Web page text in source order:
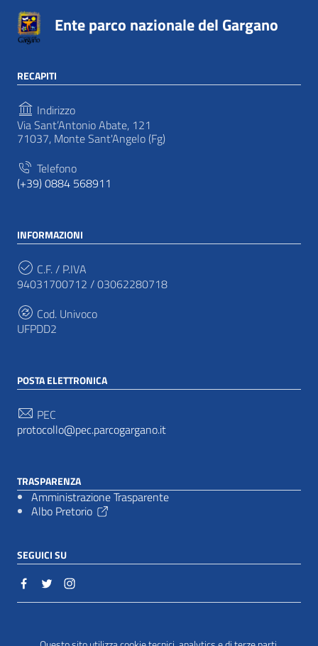
Ente parco nazionale del Gargano
RECAPITI
Indirizzo
Via Sant’Antonio Abate, 121
71037, Monte Sant'Angelo (Fg)
Telefono
(+39) 0884 568911
INFORMAZIONI
C.F. / P.IVA
94031700712 / 03062280718
Cod. Univoco
UFPDD2
POSTA ELETTRONICA
PEC
protocollo@pec.parcogargano.it
TRASPARENZA
Amministrazione Trasparente
Albo Pretorio
SEGUICI SU